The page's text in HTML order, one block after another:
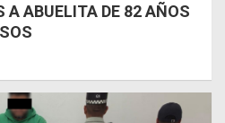
A ABUELITA DE 82 AÑOS